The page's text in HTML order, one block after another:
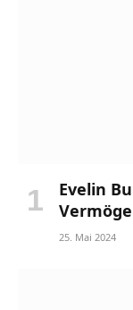
Evelin
25. Mai 2024